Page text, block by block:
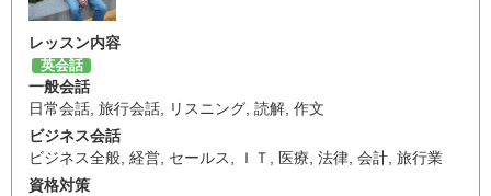
レッスン内容
英会話
一般会話
日常会話, 旅行会話, リスニング, 読解, 作文
ビジネス会話
ビジネス全般, 経営, セールス, ＩＴ , 医療, 法律, 会計, 旅行業
資格対策